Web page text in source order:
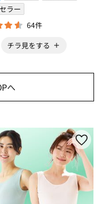
ラー
64件
チラ見をする
へ